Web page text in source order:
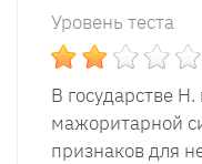
Уровень теста
В государстве
мажоритарной
признаков для